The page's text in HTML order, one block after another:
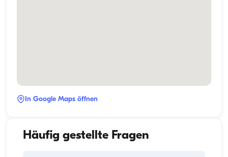
In Google Maps öffnen
Häufig gestellte Fragen